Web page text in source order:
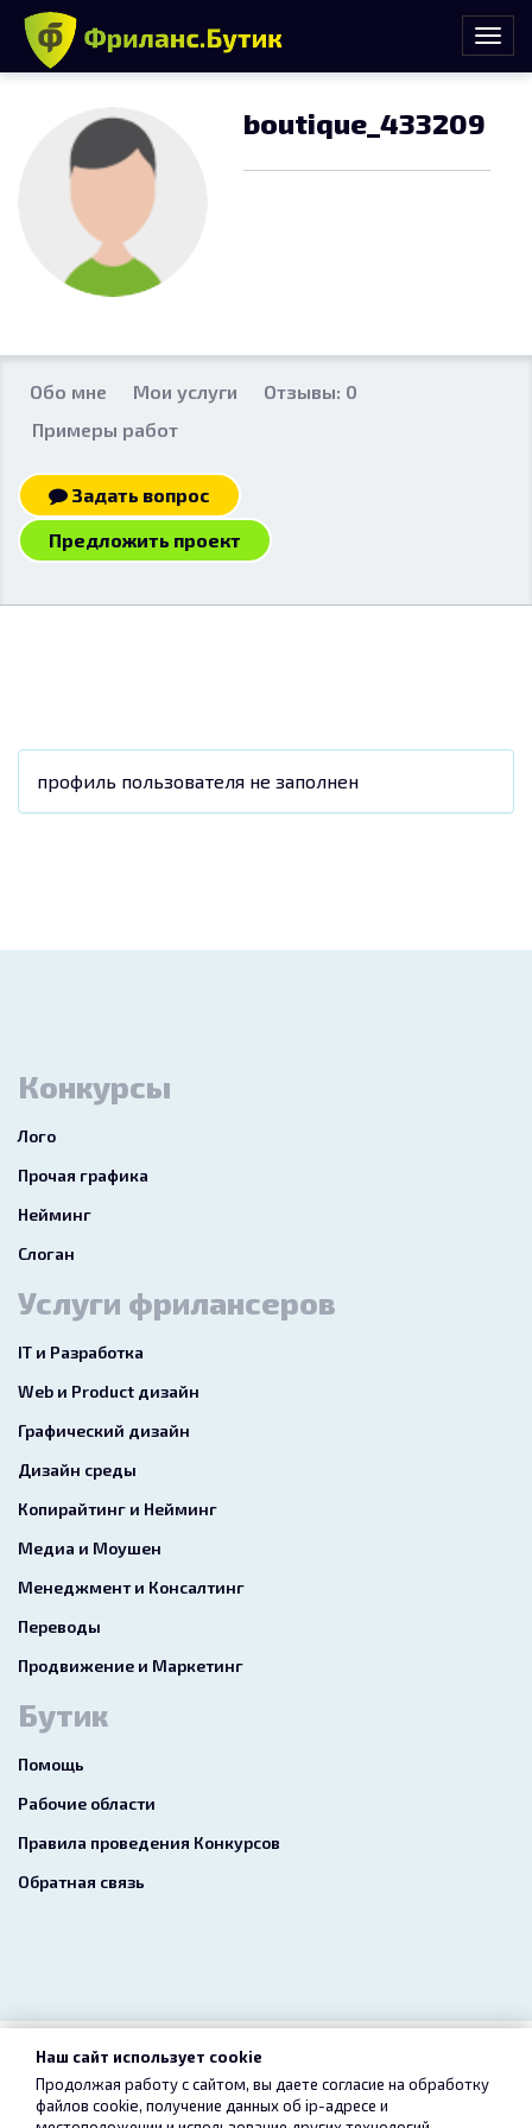
boutique_433209
Обо мне Мои услуги
Отзывы: 0
Примеры работ
Задать вопрос
Предложить проект
профиль пользователя не заполнен
Конкурсы
Лого
Прочая графика
Нейминг
Слоган
Услуги фрилансеров
IT и Разработка
Web и Product дизайн
Графический дизайн
Дизайн среды
Копирайтинг и Нейминг
Медиа и Моушен
Менеджмент и Консалтинг
Переводы
Продвижение и Маркетинг
Бутик
Помощь
Рабочие области
Правила проведения Конкурсов
Обратная связь
2026 freelance.boutique
Пользовательское соглашение Конфиденциальность
Наш сайт использует cookie
Продолжая работу с сайтом, вы даете согласие на обработку
файлов cookie, получение данных об ip-адресе и